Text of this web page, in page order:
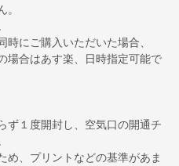
。
時にご購入いただいた場合、
場合はあす楽、日時指定可能で
ず１度開封し、空気口の開通チ
め、プリントなどの基準があま